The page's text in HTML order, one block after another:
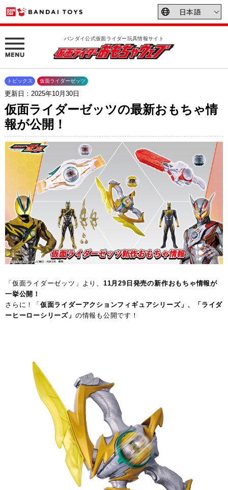
バンダイ公式仮面ライダー玩具情報サイト
更新日：2025年10月30日
トピックス 仮面ライダーゼッツ
仮面ライダーゼッツの最新おもちゃ情
報が公開！
「仮面ライダーゼッツ」より、 11月29日発売の新作おもちゃ情報が
一挙公開！
さらに！「 仮面ライダーアクションフィギュアシリーズ」、「ライダ
ーヒーローシリーズ」 の情報も公開です！